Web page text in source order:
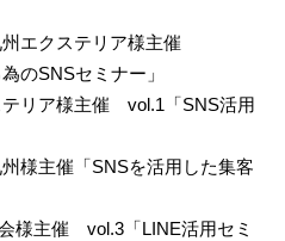
エクステリア様主催
のSNSセミナー」
リア様主催 vol.1「SNS活用
様主催「SNSを活用した集客
様主催 vol.3「LINE活用セミ